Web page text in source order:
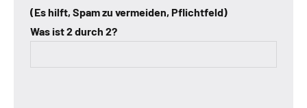
(Es hilft, Spam zu vermeiden, Pflichtfeld)
Was ist 2 durch 2?